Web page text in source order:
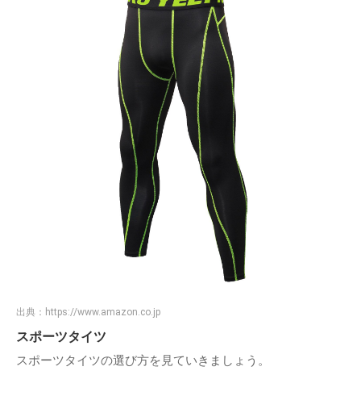
出典： https://www.amazon.co.jp
スポーツタイツ
スポーツタイツの選び方を見ていきましょう。